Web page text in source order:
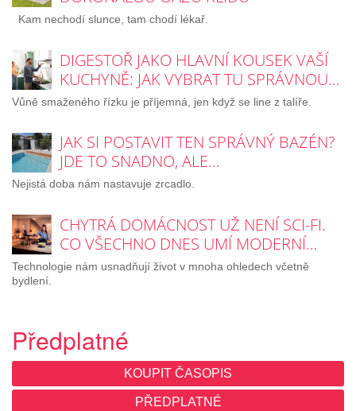
Kam nechodí slunce, tam chodí lékař.
DIGESTOŘ JAKO HLAVNÍ KOUSEK VAŠÍ
KUCHYNĚ: JAK VYBRAT TU SPRÁVNOU…
Vůně smaženého řízku je příjemná, jen když se line z talíře.
JAK SI POSTAVIT TEN SPRÁVNÝ BAZÉN?
JDE TO SNADNO, ALE…
Nejistá doba nám nastavuje zrcadlo.
CHYTRÁ DOMÁCNOST UŽ NENÍ SCI-FI.
CO VŠECHNO DNES UMÍ MODERNÍ…
Technologie nám usnadňují život v mnoha ohledech včetně
bydlení.
Předplatné
KOUPIT ČASOPIS
PŘEDPLATNÉ